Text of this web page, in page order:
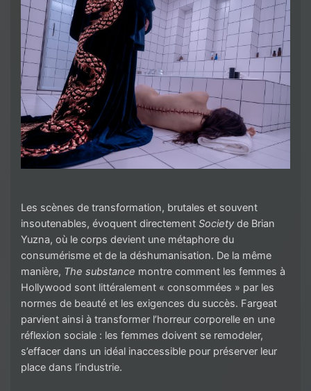
Les scènes de transformation, brutales et souvent
insoutenables, évoquent directement Society de Brian
Yuzna, où le corps devient une métaphore du
consumérisme et de la déshumanisation. De la même
manière, The substance montre comment les femmes à
Hollywood sont littéralement « consommées » par les
normes de beauté et les exigences du succès. Fargeat
parvient ainsi à transformer l’horreur corporelle en une
réflexion sociale : les femmes doivent se remodeler,
s’effacer dans un idéal inaccessible pour préserver leur
place dans l’industrie.